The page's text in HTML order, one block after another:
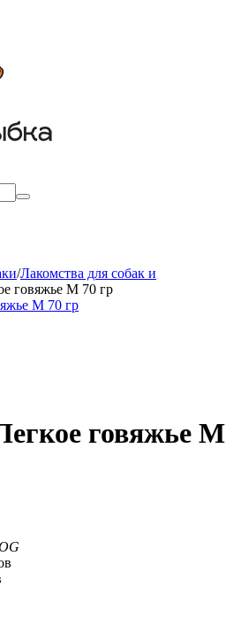
/Лакомства для собак и
говяжье M 70 гр
говяжье M